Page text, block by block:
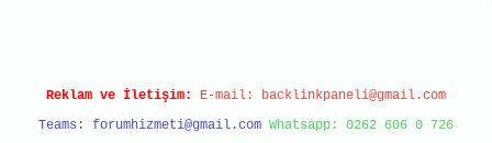
Reklam ve İletişim: E-mail: backlinkpaneli@gmail.com
Teams: forumhizmeti@gmail.com Whatsapp: 0262 606 0 726